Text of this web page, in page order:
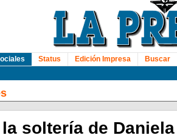
Status Edición Impresa Buscar
soltería de Daniela